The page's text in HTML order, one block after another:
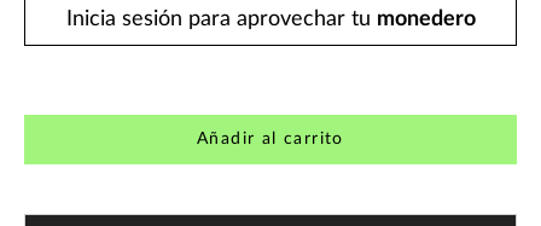
Inicia sesión para aprovechar tu monedero
Añadir al carrito